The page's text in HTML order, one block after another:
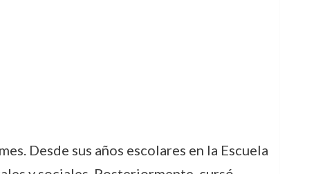
Desde sus años escolares en la Escuela